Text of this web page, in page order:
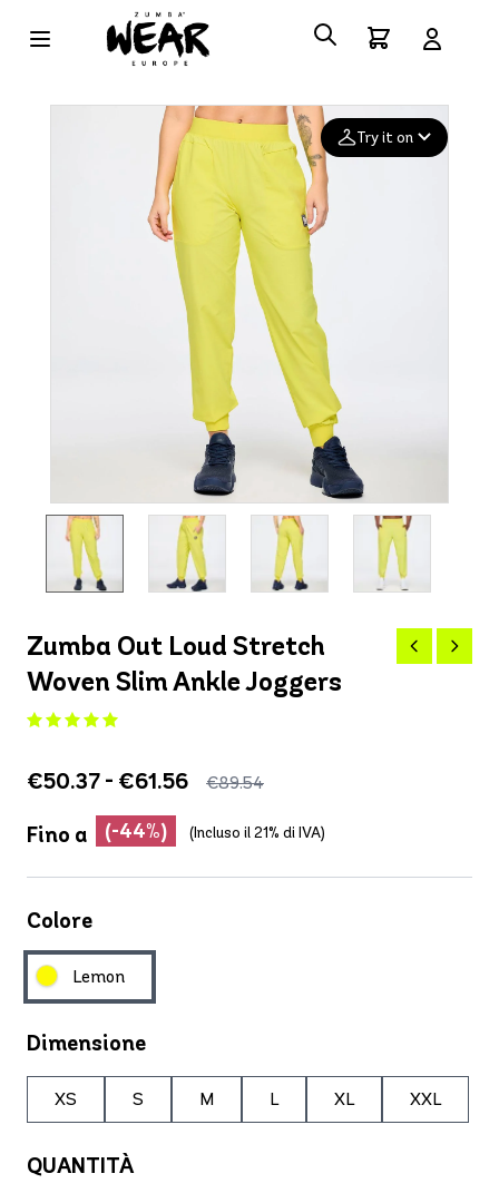
Try it on
Add your
Deleted after 24 hours
Zumba Out Loud Stretch
Woven Slim Ankle Joggers
€50.37 - €61.56 €89.54
Fino a (-44%) (Incluso il 21% di IVA)
Colore
Lemon
Dimensione
XS S M L XL XXL
QUANTITÀ